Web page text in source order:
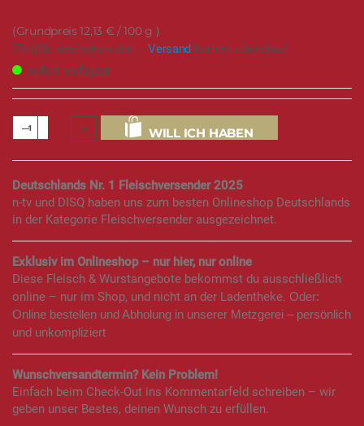
12,13 €/ 100 g
7% USt. sind schon drin –Versand kommt obendrauf.
sofort verfügbar
WILL ICH HABEN
Deutschlands Nr. 1 Fleischversender 2025
n-tv und DISQ haben uns zum besten Onlineshop Deutschlands
in der Kategorie Fleischversender ausgezeichnet.
Exklusiv im Onlineshop – nur hier, nur online
Diese Fleisch & Wurstangebote bekommst du ausschließlich
online – nur im Shop, und nicht an der Ladentheke. Oder:
Online bestellen und Abholung in unserer Metzgerei – persönlich
und unkompliziert
Wunschversandtermin? Kein Problem!
Einfach beim Check-Out ins Kommentarfeld schreiben – wir
geben unser Bestes, deinen Wunsch zu erfüllen.